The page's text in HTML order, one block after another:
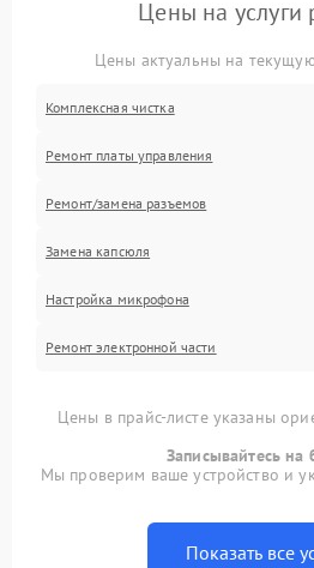
Цены на услуги
Цены актуальны на
Комплексная чистка
Ремонт платы управления
Ремонт/замена разъемов
Замена капсюля
Настройка микрофона
Ремонт электронной части
Цены в прайс-листе указаны
Записывайтесь на
Мы проверим ваше устройство и
Показать все